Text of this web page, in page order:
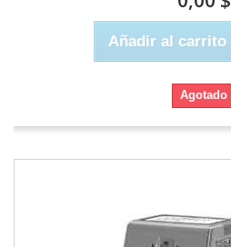
Añadir al carrito
Agotado